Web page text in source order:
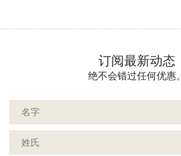
订阅最新动态
绝不会错过任何优惠。